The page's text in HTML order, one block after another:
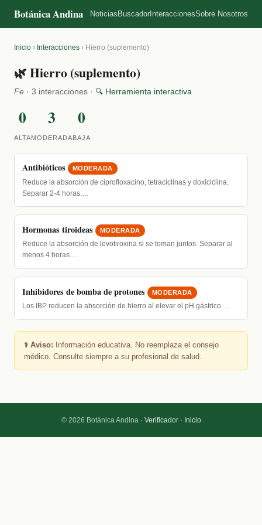
Botánica Andina Noticias Buscador InteraccionesSobre Nosotros
Inicio › Interacciones › Hierro (suplemento)
🌿 Hierro (suplemento)
Fe · 3 interacciones · 🔍 Herramienta interactiva
0
ALTA
3
MODERADA
0
BAJA
Antibióticos MODERADA
Reduce la absorción de ciprofloxacino, tetraciclinas y doxiciclina.
Separar 2-4 horas.…
Hormonas tiroideas MODERADA
Reduce la absorción de levotiroxina si se toman juntos. Separar al
menos 4 horas.…
Inhibidores de bomba de protones MODERADA
Los IBP reducen la absorción de hierro al elevar el pH gástrico.…
⚕️ Aviso: Información educativa. No reemplaza el consejo
médico. Consulte siempre a su profesional de salud.
© 2026 Botánica Andina · Verificador· Inicio